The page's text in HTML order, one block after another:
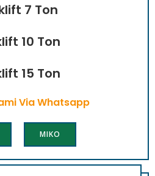
7 Ton
10 Ton
15 Ton
Via Whatsapp
MIKO